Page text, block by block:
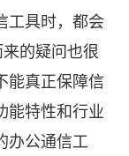
工具时，都会
的疑问也很
能真正保障信
能特性和行业
办公通信工